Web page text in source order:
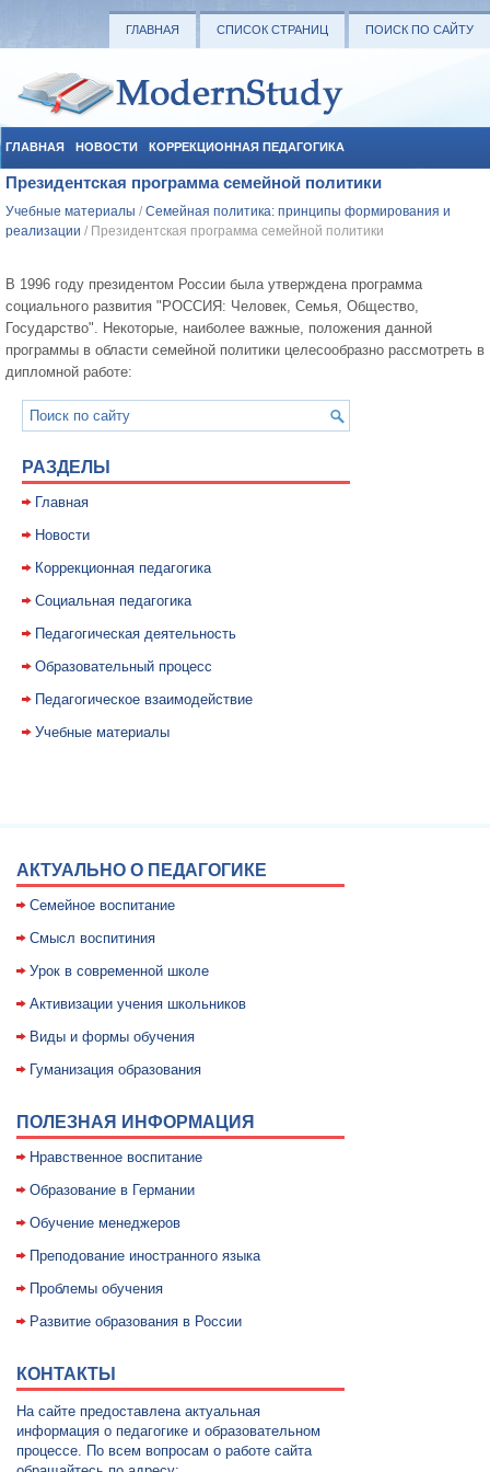
ГЛАВНАЯ СПИСОК СТРАНИЦ ПОИСК ПО САЙТУ
ГЛАВНАЯ НОВОСТИ КОРРЕКЦИОННАЯ ПЕДАГОГИКА
СОЦИАЛЬНАЯ ПЕДАГОГИКА УЧЕБНЫЕ МАТЕРИАЛЫ
Президентская программа семейной политики
Учебные материалы / Семейная политика: принципы формирования и
реализации / Президентская программа семейной политики
В 1996 году президентом России была утверждена программа
социального развития "РОССИЯ: Человек, Семья, Общество,
Государство". Некоторые, наиболее важные, положения данной
программы в области семейной политики целесообразно рассмотреть в
дипломной работе:
РАЗДЕЛЫ
Главная
Новости
Коррекционная педагогика
Социальная педагогика
Педагогическая деятельность
Образовательный процесс
Педагогическое взаимодействие
Учебные материалы
АКТУАЛЬНО О ПЕДАГОГИКЕ
Семейное воспитание
Смысл воспитиния
Уpок в совpеменной школе
Активизации учения школьников
Виды и формы обучения
Гуманизация образования
ПОЛЕЗНАЯ ИНФОРМАЦИЯ
Нравственное воспитание
Образование в Германии
Обучение менеджеров
Преподование иностранного языка
Проблемы обучения
Развитие образования в России
КОНТАКТЫ
На сайте предоставлена актуальная
информация о педагогике и образовательном
процессе. По всем вопросам о работе сайта